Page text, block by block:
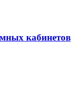
кабинетов